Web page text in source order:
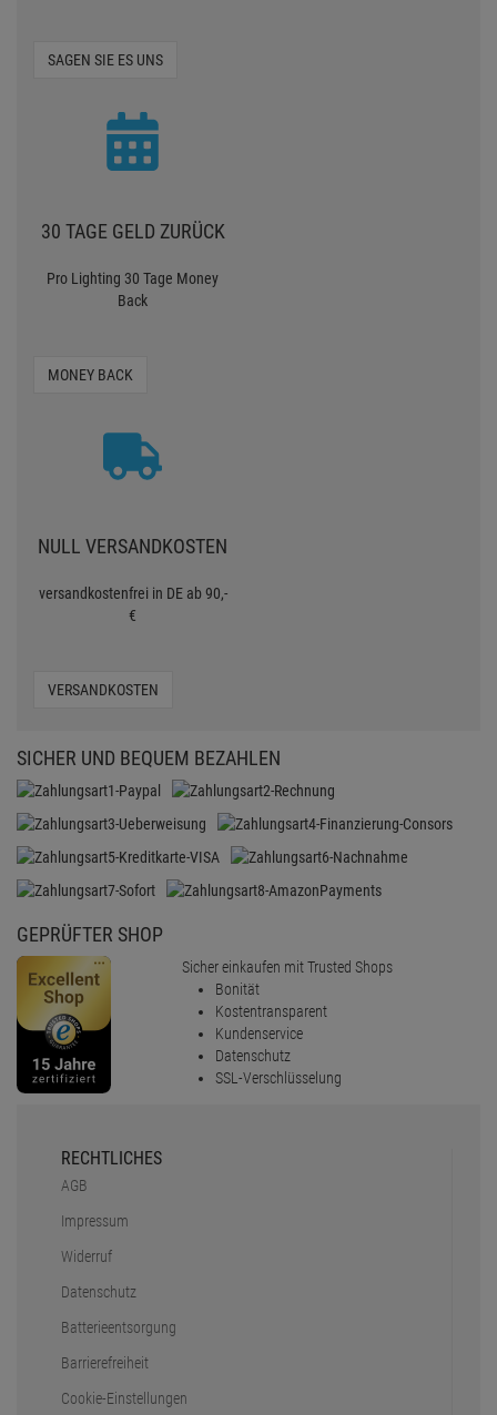
SAGEN SIE ES UNS
30 TAGE GELD ZURÜCK
Pro Lighting 30 Tage Money
Back
MONEY BACK
NULL VERSANDKOSTEN
versandkostenfrei in DE ab 90,-
€
VERSANDKOSTEN
SICHER UND BEQUEM BEZAHLEN
GEPRÜFTER SHOP
Sicher einkaufen mit Trusted Shops
Bonität
Kostentransparent
Kundenservice
Datenschutz
SSL-Verschlüsselung
RECHTLICHES
AGB
Impressum
Widerruf
Datenschutz
Batterieentsorgung
Barrierefreiheit
Cookie-Einstellungen